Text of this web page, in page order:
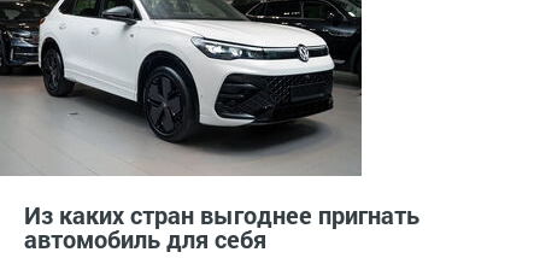
Из каких стран выгоднее пригнать
автомобиль для себя